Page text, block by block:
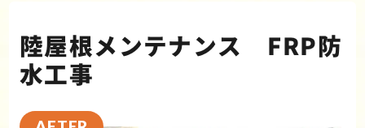
陸屋根メンテナンス FRP防
水工事